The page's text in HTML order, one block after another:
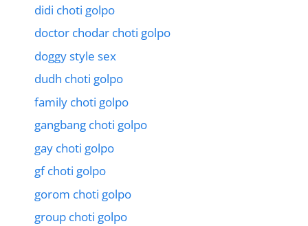
didi choti golpo
doctor chodar choti golpo
doggy style sex
dudh choti golpo
family choti golpo
gangbang choti golpo
gay choti golpo
gf choti golpo
gorom choti golpo
group choti golpo